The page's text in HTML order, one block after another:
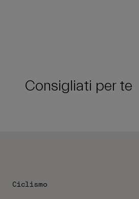
Consigliati per te
Ciclismo